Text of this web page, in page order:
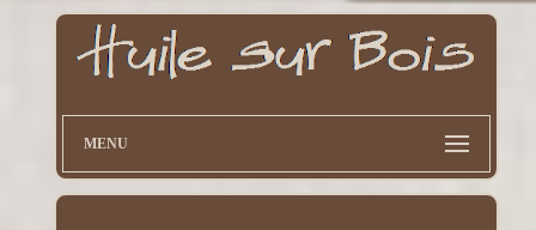
MENU